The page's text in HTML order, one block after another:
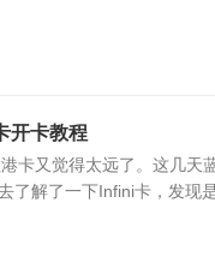
开卡教程
卡又觉得太远了。这几天
了解了一下Infini卡，发现